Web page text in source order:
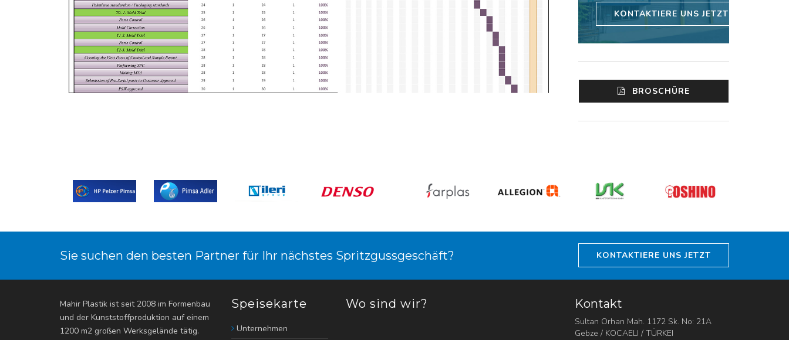
KONTAKTIERE UNS JETZT
BROSCHÜRE
Sie suchen den besten Partner für Ihr nächstes Spritzgussgeschäft? KONTAKTIERE UNS JETZT
Mahir Plastik ist seit 2008 im Formenbau
und der Kunststoffproduktion auf einem
1200 m2 großen Werksgelände tätig.
Speisekarte
Unternehmen
Wo sind wir? Kontakt
Sultan Orhan Mah. 1172 Sk. No: 21A
Gebze / KOCAELI / TÜRKEI